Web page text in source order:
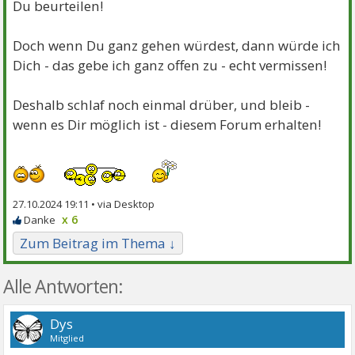
Du beurteilen!
Doch wenn Du ganz gehen würdest, dann würde ich
Dich - das gebe ich ganz offen zu - echt vermissen!
Deshalb schlaf noch einmal drüber, und bleib -
wenn es Dir möglich ist - diesem Forum erhalten!
27.10.2024 19:11 •
x 6
Zum Beitrag im Thema ↓
Alle Antworten:
Dys
Mitglied